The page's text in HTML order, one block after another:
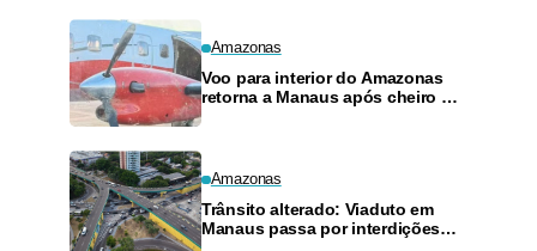
Amazonas
Voo para interior do Amazonas
retorna a Manaus após cheiro de
Amazonas
Trânsito alterado: Viaduto em
Manaus passa por interdições